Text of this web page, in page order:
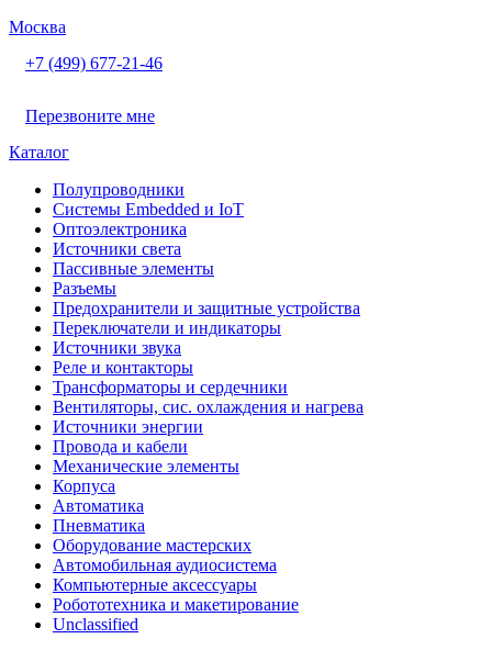
Москва
+7 (499) 677-21-46
Перезвоните мне
Каталог
Полупроводники
Системы Embedded и IoT
Oптоэлектроника
Источники света
Пассивные элементы
Разъeмы
Предохранители и защитные устройства
Переключатели и индикаторы
Источники звука
Реле и контакторы
Трансформаторы и сердечники
Вентиляторы, сис. охлаждения и нагрева
Источники энергии
Провода и кабели
Механические элементы
Корпуса
Автоматика
Пневматика
Оборудование мастерских
Автомобильная аудиосистема
Компьютерные аксессуары
Робототехника и макетирование
Unclassified